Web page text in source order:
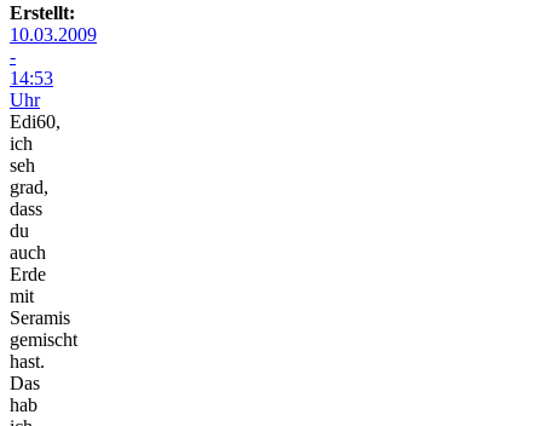
Erstellt:
10.03.2009
-
14:53
Uhr
Edi60,
ich
seh
grad,
dass
du
auch
Erde
mit
Seramis
gemischt
hast.
Das
hab